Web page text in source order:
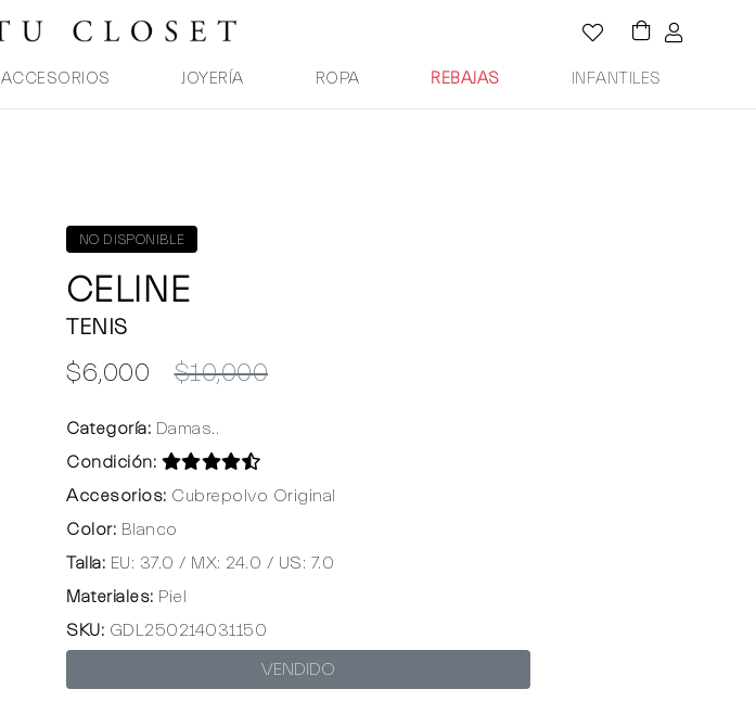
ACCESORIOS JOYERÍA ROPA REBAJAS INFANTILES
NO DISPONIBLE
CELINE
TENIS
$6,000 $10,000
Categoría: Damas..
Condición:
Accesorios: Cubrepolvo Original
Color: Blanco
Talla: EU: 37.0 / MX: 24.0 / US: 7.0
Materiales: Piel
SKU: GDL250214031150
VENDIDO